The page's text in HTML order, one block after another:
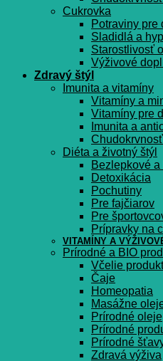
Cukrovka
Potraviny pre
Sladidlá a
Starostlivosť
Výživové
Zdravý štýl
Imunita a vitamíny
Vitamíny a
Vitamíny pre
Imunita a
Chudokrvnosť
Diéta a životný štýl
Bezlepkové
Detoxikácia
Pochutiny
Pre fajčiarov
Pre
Prípravky na
VITAMÍNY A
Prírodné a BIO
Včelie
Čaje
Homeopatia
Masážne
Prírodné oleje
Prírodné
Prírodné
Zdravá výživa